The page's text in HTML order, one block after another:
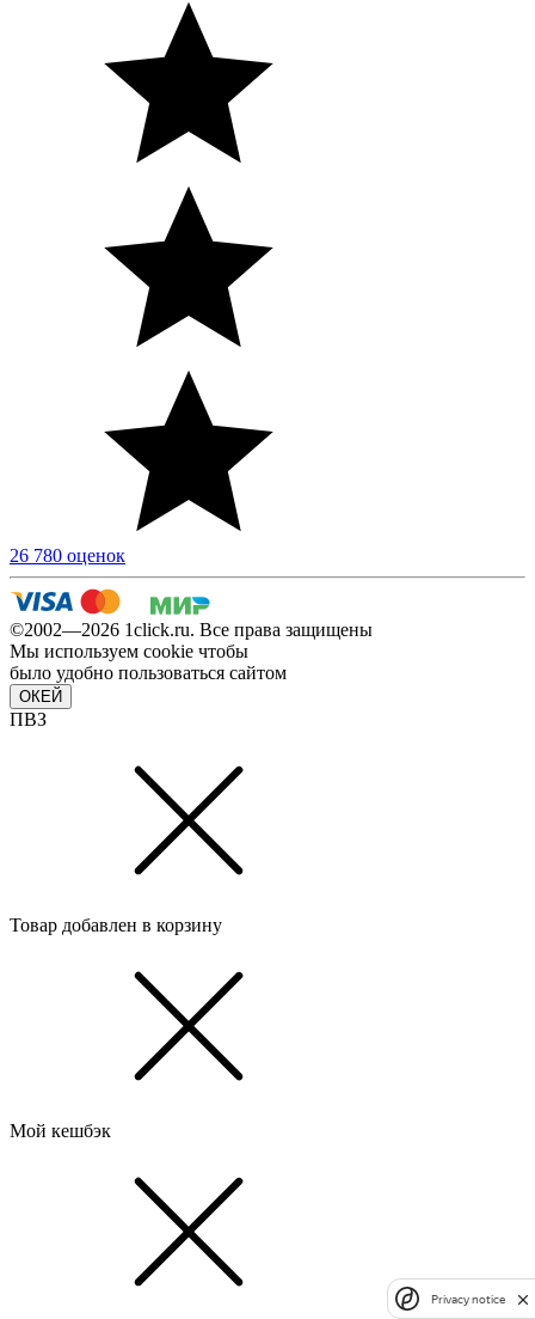
26 780 оценок
©2002—2026 1сlick.ru. Все права защищены
Мы используем cookie чтобы
было удобно пользоваться сайтом
ОКЕЙ
ПВЗ
Товар добавлен в корзину
Мой кешбэк
Privacy notice